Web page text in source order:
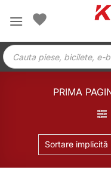
Products
search
PRIMA
Sortare implicită